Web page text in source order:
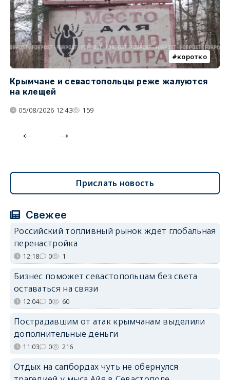
коротко
Крымчане и севастопольцы реже жалуются
на клещей
05/08/2026 12:43 159
Прислать новость
Свежее
Российский топливный рынок ждёт глобальная
перенастройка
12:18 0 1
Бизнес поможет севастопольцам без света
оставаться на связи
12:04 0 60
Пострадавшим от атак крымчанам выделили
дополнительные деньги
11:03 0 216
Отдых на сапбордах чуть не обернулся